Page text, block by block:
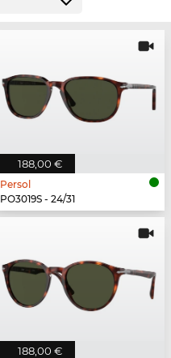
188,00 €
Persol
PO3019S - 24/31
188,00 €